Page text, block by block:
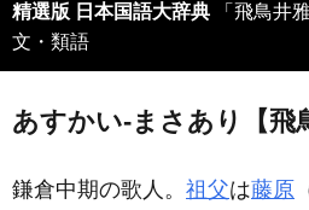
精選版 日本国語大辞典
文・類語
あすかい‐まさあり【飛
鎌倉中期の歌人。 祖父は藤原